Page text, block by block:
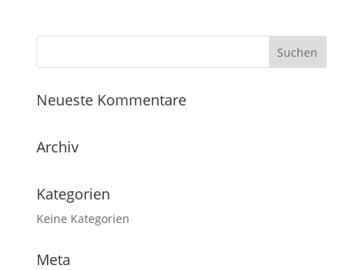
Neueste Kommentare
Archiv
Kategorien
Keine Kategorien
Meta